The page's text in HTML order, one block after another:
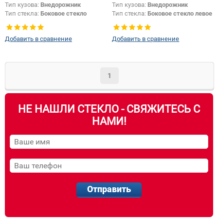
Тип кузова: Внедорожник
Тип стекла: Боковое стекло
Добавить в сравнение
Тип кузова: Внедорожник
Тип стекла: Боковое стекло левое
Добавить в сравнение
1
НЕ НАШЛИ СТЕКЛО - СВЯЖИТЕСЬ С
НАМИ!
Отправить